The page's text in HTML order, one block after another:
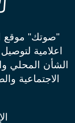
"صوتك" موقع
اعلامية
الشأن المحلي
الاجتماعية